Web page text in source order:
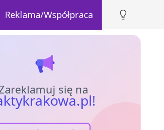
Reklama/Współpraca
się na